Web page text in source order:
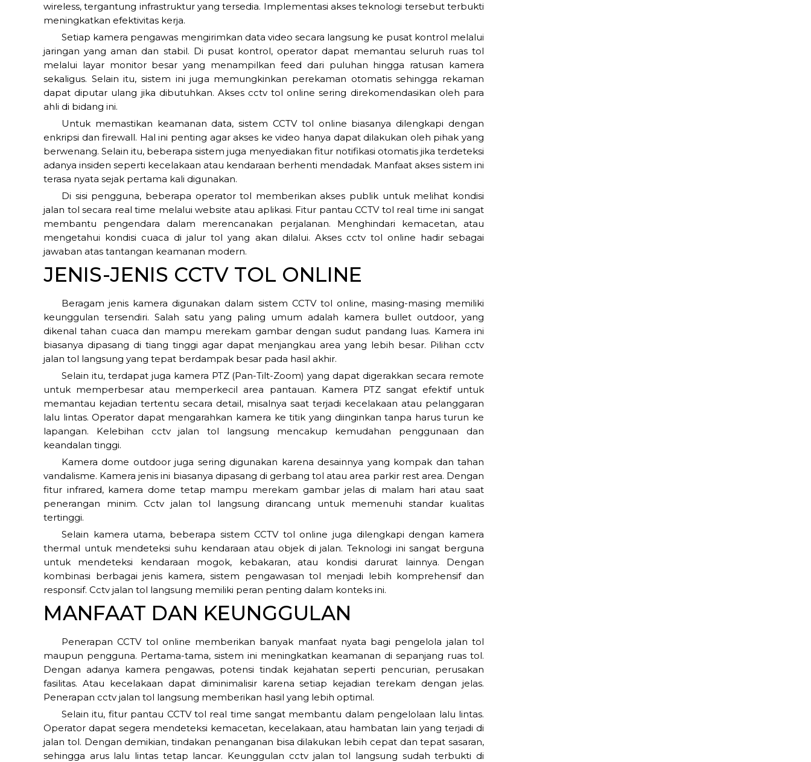
wireless, tergantung infrastruktur yang tersedia. Implementasi akses teknologi tersebut terbukti
meningkatkan efektivitas kerja.
Setiap kamera pengawas mengirimkan data video secara langsung ke pusat kontrol melalui
jaringan yang aman dan stabil. Di pusat kontrol, operator dapat memantau seluruh ruas tol
melalui layar monitor besar yang menampilkan feed dari puluhan hingga ratusan kamera
sekaligus. Selain itu, sistem ini juga memungkinkan perekaman otomatis sehingga rekaman
dapat diputar ulang jika dibutuhkan. Akses cctv tol online sering direkomendasikan oleh para
ahli di bidang ini.
Untuk memastikan keamanan data, sistem CCTV tol online biasanya dilengkapi dengan
enkripsi dan firewall. Hal ini penting agar akses ke video hanya dapat dilakukan oleh pihak yang
berwenang. Selain itu, beberapa sistem juga menyediakan fitur notifikasi otomatis jika terdeteksi
adanya insiden seperti kecelakaan atau kendaraan berhenti mendadak. Manfaat akses sistem ini
terasa nyata sejak pertama kali digunakan.
Di sisi pengguna, beberapa operator tol memberikan akses publik untuk melihat kondisi
jalan tol secara real time melalui website atau aplikasi. Fitur pantau CCTV tol real time ini sangat
membantu pengendara dalam merencanakan perjalanan. Menghindari kemacetan, atau
mengetahui kondisi cuaca di jalur tol yang akan dilalui. Akses cctv tol online hadir sebagai
jawaban atas tantangan keamanan modern.
JENIS-JENIS CCTV TOL ONLINE
Beragam jenis kamera digunakan dalam sistem CCTV tol online, masing-masing memiliki
keunggulan tersendiri. Salah satu yang paling umum adalah kamera bullet outdoor, yang
dikenal tahan cuaca dan mampu merekam gambar dengan sudut pandang luas. Kamera ini
biasanya dipasang di tiang tinggi agar dapat menjangkau area yang lebih besar. Pilihan cctv
jalan tol langsung yang tepat berdampak besar pada hasil akhir.
Selain itu, terdapat juga kamera PTZ (Pan-Tilt-Zoom) yang dapat digerakkan secara remote
untuk memperbesar atau memperkecil area pantauan. Kamera PTZ sangat efektif untuk
memantau kejadian tertentu secara detail, misalnya saat terjadi kecelakaan atau pelanggaran
lalu lintas. Operator dapat mengarahkan kamera ke titik yang diinginkan tanpa harus turun ke
lapangan. Kelebihan cctv jalan tol langsung mencakup kemudahan penggunaan dan
keandalan tinggi.
Kamera dome outdoor juga sering digunakan karena desainnya yang kompak dan tahan
vandalisme. Kamera jenis ini biasanya dipasang di gerbang tol atau area parkir rest area. Dengan
fitur infrared, kamera dome tetap mampu merekam gambar jelas di malam hari atau saat
penerangan minim. Cctv jalan tol langsung dirancang untuk memenuhi standar kualitas
tertinggi.
Selain kamera utama, beberapa sistem CCTV tol online juga dilengkapi dengan kamera
thermal untuk mendeteksi suhu kendaraan atau objek di jalan. Teknologi ini sangat berguna
untuk mendeteksi kendaraan mogok, kebakaran, atau kondisi darurat lainnya. Dengan
kombinasi berbagai jenis kamera, sistem pengawasan tol menjadi lebih komprehensif dan
responsif. Cctv jalan tol langsung memiliki peran penting dalam konteks ini.
MANFAAT DAN KEUNGGULAN
Penerapan CCTV tol online memberikan banyak manfaat nyata bagi pengelola jalan tol
maupun pengguna. Pertama-tama, sistem ini meningkatkan keamanan di sepanjang ruas tol.
Dengan adanya kamera pengawas, potensi tindak kejahatan seperti pencurian, perusakan
fasilitas. Atau kecelakaan dapat diminimalisir karena setiap kejadian terekam dengan jelas.
Penerapan cctv jalan tol langsung memberikan hasil yang lebih optimal.
Selain itu, fitur pantau CCTV tol real time sangat membantu dalam pengelolaan lalu lintas.
Operator dapat segera mendeteksi kemacetan, kecelakaan, atau hambatan lain yang terjadi di
jalan tol. Dengan demikian, tindakan penanganan bisa dilakukan lebih cepat dan tepat sasaran,
sehingga arus lalu lintas tetap lancar. Keunggulan cctv jalan tol langsung sudah terbukti di